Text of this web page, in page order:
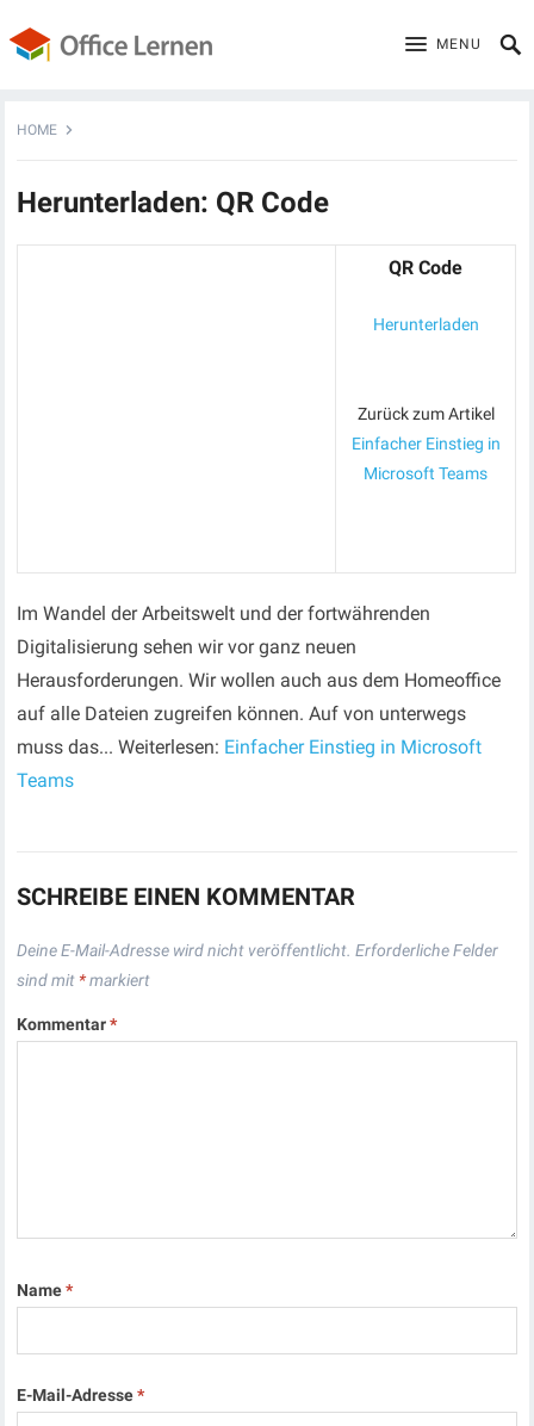
MENU
HOME
Herunterladen: QR Code
QR Code
Herunterladen
Zurück zum Artikel
Einfacher Einstieg in
Microsoft Teams
Im Wandel der Arbeitswelt und der fortwährenden
Digitalisierung sehen wir vor ganz neuen
Herausforderungen. Wir wollen auch aus dem Homeoffice
auf alle Dateien zugreifen können. Auf von unterwegs
muss das... Weiterlesen: Einfacher Einstieg in Microsoft
Teams
SCHREIBE EINEN KOMMENTAR
Deine E-Mail-Adresse wird nicht veröffentlicht. Erforderliche Felder
sind mit *markiert
Kommentar*
Name*
E-Mail-Adresse*